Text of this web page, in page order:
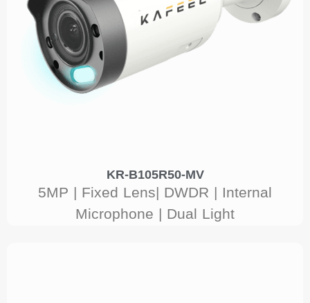
KR-B105R50-MV
5MP | Fixed Lens| DWDR | Internal
Microphone | Dual Light